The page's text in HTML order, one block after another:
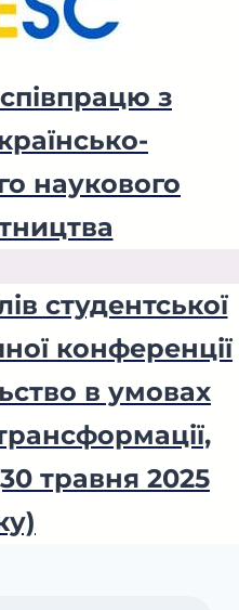
з
наукового
студентської
конференції
в умовах
травня 2025